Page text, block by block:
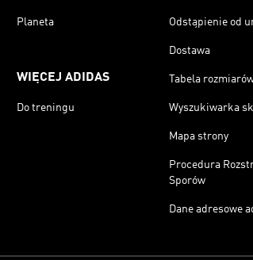
Planeta
WIĘCEJ ADIDAS
Do treningu
Odstąpienie od
Dostawa
Tabela
Wyszukiwarka
Mapa strony
Procedura
Sporów
Dane adresowe